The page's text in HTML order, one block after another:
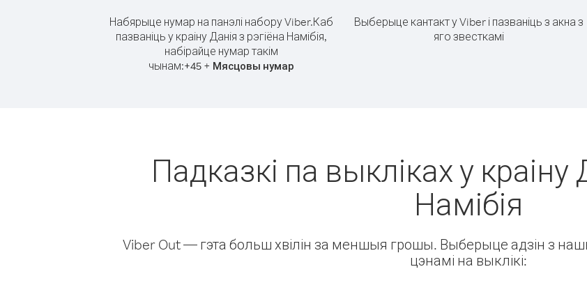
Набярыце нумар на панэлі набору Viber.Каб
пазваніць у краіну Данія з рэгіёна Намібія,
набірайце нумар такім
чынам:+45+ Мясцовы нумар
Выберыце кантакт у Viber і пазваніць з акна з
яго звесткамі
Падказкі па выкліках у краіну
Намібія
Viber Out — гэта больш хвілін за меншыя грошы. Выберыце адзін з
цэнамі на выклікі: